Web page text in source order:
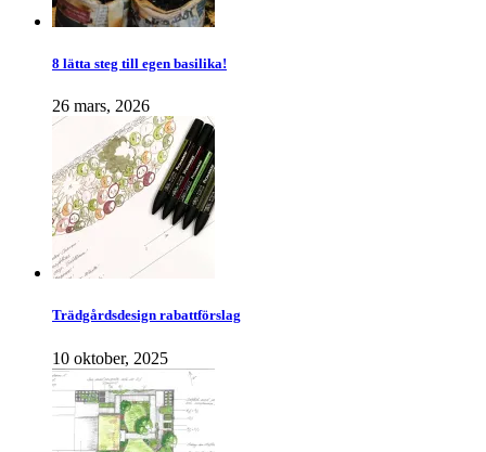
8 lätta steg till egen basilika!
26 mars, 2026
Trädgårdsdesign rabattförslag
10 oktober, 2025